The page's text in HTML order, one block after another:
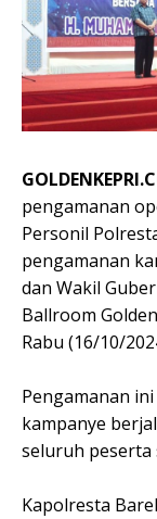
pengamanan
Personil
pengamanan
dan Wakil
Ballroom
Rabu (16/10/
Pengamanan
kampanye
seluruh peserta
Kapolresta